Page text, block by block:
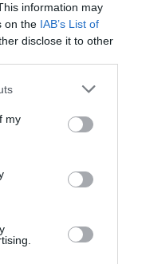
information may
on the IAB’s List of
disclose it to other
my